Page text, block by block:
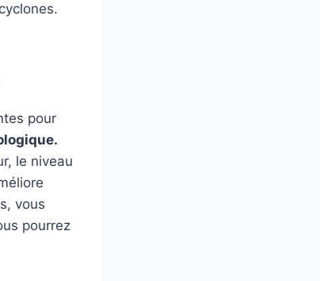
pour
le niveau
vous
pourrez